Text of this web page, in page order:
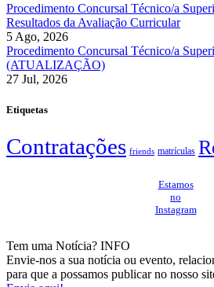
Procedimento Concursal Técnico/a
Resultados da Avaliação Curricular
5 Ago, 2026
Procedimento Concursal Técnico/a
(ATUALIZAÇÃO)
27 Jul, 2026
Etiquetas
Contratações friends matrículas
Estamos
no
Instagram
Tem uma Notícia? INFO
Envie-nos a sua notícia ou evento,
para que a possamos publicar no nosso